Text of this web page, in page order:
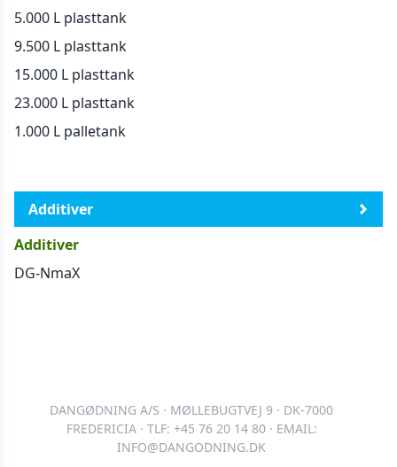
5.000 L plasttank
9.500 L plasttank
15.000 L plasttank
23.000 L plasttank
1.000 L palletank
Additiver
Additiver
DG-NmaX
DANGØDNING A/S · MØLLEBUGTVEJ 9 · DK-7000
FREDERICIA · TLF: +45 76 20 14 80 · EMAIL:
INFO@DANGODNING.DK